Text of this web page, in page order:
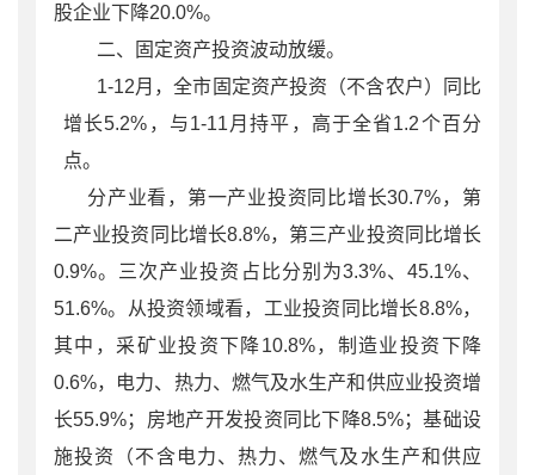
股企业下降20.0%。
二、固定资产投资波动放缓。
1-12月，全市固定资产投资（不含农户）同比
增长5.2%，与1-11月持平，高于全省1.2个百分
点。
分产业看，第一产业投资同比增长30.7%，第
二产业投资同比增长8.8%，第三产业投资同比增长
0.9%。三次产业投资占比分别为3.3%、45.1%、
51.6%。从投资领域看，工业投资同比增长8.8%，
其中，采矿业投资下降10.8%，制造业投资下降
0.6%，电力、热力、燃气及水生产和供应业投资增
长55.9%；房地产开发投资同比下降8.5%；基础设
施投资（不含电力、热力、燃气及水生产和供应